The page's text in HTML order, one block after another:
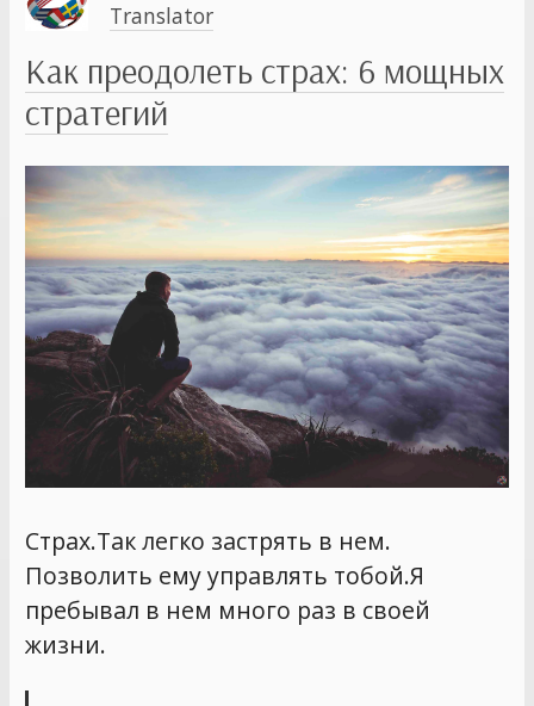
Translator
Как преодолеть страх: 6 мощных
стратегий
Страх.Так легко застрять в нем.
Позволить ему управлять тобой.Я
пребывал в нем много раз в своей
жизни.